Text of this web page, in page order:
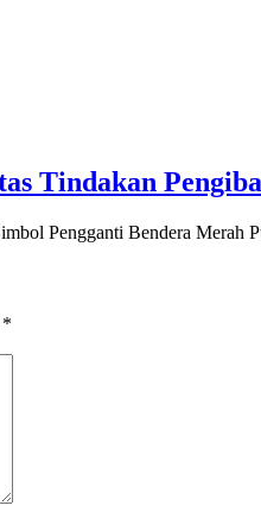
Tindakan
Pengganti Bendera Merah
*